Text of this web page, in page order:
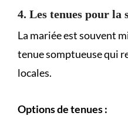
4. Les tenues pour la
La mariée est souvent
tenue somptueuse qui
locales.
Options de tenues :